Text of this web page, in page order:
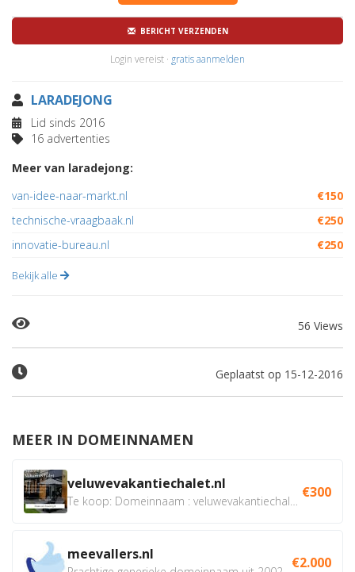
BERICHT VERZENDEN
Login vereist · gratis aanmelden
LARADEJONG
Lid sinds 2016
16 advertenties
Meer van laradejong:
van-idee-naar-markt.nl
€150
technische-vraagbaak.nl
€250
innovatie-bureau.nl
€250
Bekijk alle
56 Views
Geplaatst op 15-12-2016
MEER IN DOMEINNAMEN
veluwevakantiechalet.nl €300
meevallers.nl €2.000